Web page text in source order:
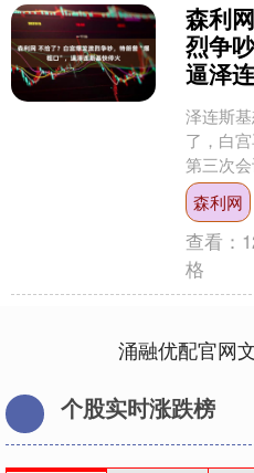
森利
烈争
逼泽
泽连斯
了，白
第三次
第三次
室的争吵
森利网
查看：
格
涌融优配官网
个股实时涨跌榜